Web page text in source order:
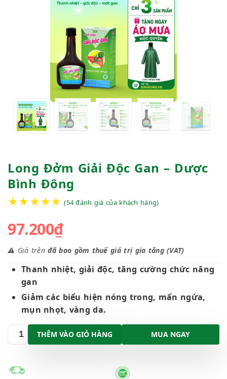
Long Đởm Giải Độc Gan – Dược
Bình Đông
★★★★★ (54đánh giá của khách hàng)
97.200₫
⚠️ Giá trênđã bao gồm thuế giá trị gia tăng (VAT)
Thanh nhiệt, giải độc, tăng cường chức năng
gan
Giảm các biểu hiện nóng trong, mẩn ngứa,
mụn nhọt, vàng da.
THÊM VÀO GIỎ HÀNG MUA NGAY